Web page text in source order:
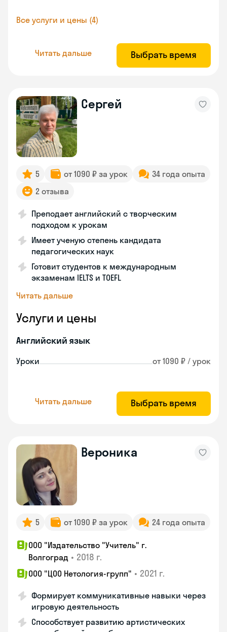
Все услуги и цены (4)
Читать дальше Выбрать время
Сергей
5 от 1090 ₽ за урок
34 года опыта
2 отзыва
Преподает английский с творческим
подходом к урокам
Имеет ученую степень кандидата
педагогических наук
Готовит студентов к международным
экзаменам IELTS и TOEFL
Читать дальше
Услуги и цены
Английский язык
Уроки от 1090 ₽ / урок
Читать дальше Выбрать время
Вероника
5 от 1090 ₽ за урок 24 года опыта
ООО "Издательство "Учитель" г.
Волгоград • 2018 г.
ООО "ЦОО Нетология-групп" • 2021 г.
Формирует коммуникативные навыки через
игровую деятельность
Способствует развитию артистических